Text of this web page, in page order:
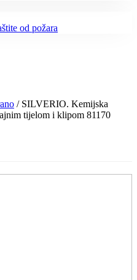
od požara
/ SILVERIO. Kemijska
tijelom i klipom 81170